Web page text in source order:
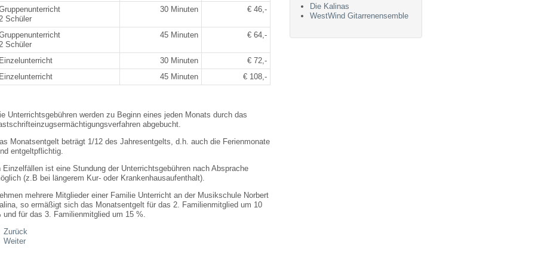
2 Schüler
30 Minuten € 46,-
2 Schüler
45 Minuten € 64,-
Einzelunterricht 30 Minuten
€ 72,-
Einzelunterricht
45 Minuten € 108,-
Unterrichtsgebühren werden zu Beginn eines jeden Monats durch das
abgebucht.
Monatsentgelt beträgt 1/12 des Jahresentgelts, d.h. auch die Ferienmonate
entgeltpflichtig.
Einzelfällen ist eine Stundung der Unterrichtsgebühren nach Absprache
(z.B bei längerem Kur- oder Krankenhausaufenthalt).
mehrere Mitglieder einer Familie Unterricht an der Musikschule Norbert
so ermäßigt sich das Monatsentgelt für das 2. Familienmitglied um 10
und für das 3. Familienmitglied um 15 %.
Zurück
Weiter
Die Kalinas
WestWind Gitarrenensemble